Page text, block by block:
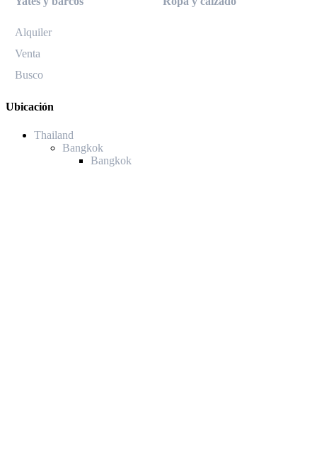
Alquiler
Venta
Busco
Ubicación
Thailand
Bangkok
Bangkok